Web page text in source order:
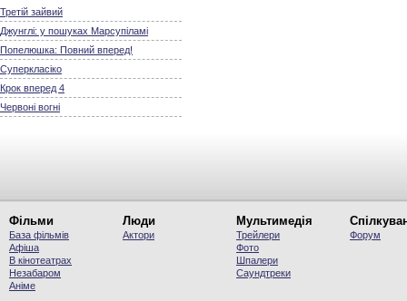
Третій зайвий
Джунглі: у пошуках Марсупіламі
Попелюшка: Повний вперед!
Суперкласіко
Крок вперед 4
Червоні вогні
Фільми
База фільмів
Афіша
В кінотеатрах
Незабаром
Аніме
Люди
Актори
Мультимедія
Трейлери
Фото
Шпалери
Саундтреки
Форум